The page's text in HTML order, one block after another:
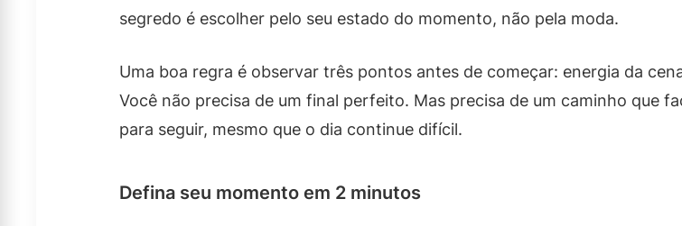
segredo é escolher pelo seu estado do momento, não pela moda.
Uma boa regra é observar três pontos antes de começar: energia da
Você não precisa de um final perfeito. Mas precisa de um caminho que
para seguir, mesmo que o dia continue difícil.
Defina seu momento em 2 minutos